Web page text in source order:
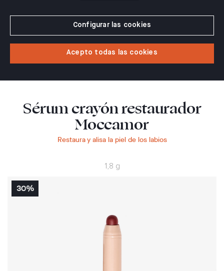
Configurar las cookies
Acepto todas las cookies
Sérum crayón restaurador
Moccamor
Restaura y alisa la piel de los labios
1,8 g